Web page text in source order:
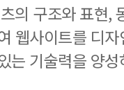
의 구조와 표현,
웹사이트를 디
는 기술력을 양